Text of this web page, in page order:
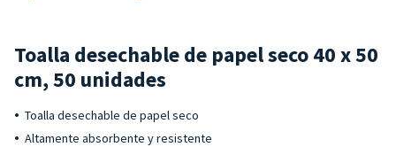
Toalla desechable de papel seco 40 x 50
cm, 50 unidades
Toalla desechable de papel seco
Altamente absorbente y resistente